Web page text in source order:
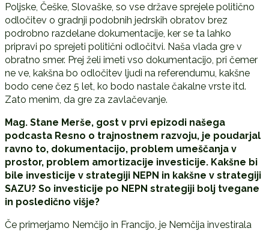
Poljske, Češke, Slovaške, so vse države sprejele politično
odločitev o gradnji podobnih jedrskih obratov brez
podrobno razdelane dokumentacije, ker se ta lahko
pripravi po sprejeti politični odločitvi. Naša vlada gre v
obratno smer. Prej želi imeti vso dokumentacijo, pri čemer
ne ve, kakšna bo odločitev ljudi na referendumu, kakšne
bodo cene čez 5 let, ko bodo nastale čakalne vrste itd.
Zato menim, da gre za zavlačevanje.
Mag. Stane Merše, gost v prvi epizodi našega
podcasta Resno o trajnostnem razvoju, je poudarjal
ravno to, dokumentacijo, problem umeščanja v
prostor, problem amortizacije investicije. Kakšne bi
bile investicije v strategiji NEPN in kakšne v strategiji
SAZU? So investicije po NEPN strategiji bolj tvegane
in posledično višje?
Če primerjamo Nemčijo in Francijo, je Nemčija investirala